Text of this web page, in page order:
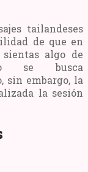
tailandeses
de que en
algo de
se busca
sin embargo, la
la sesión